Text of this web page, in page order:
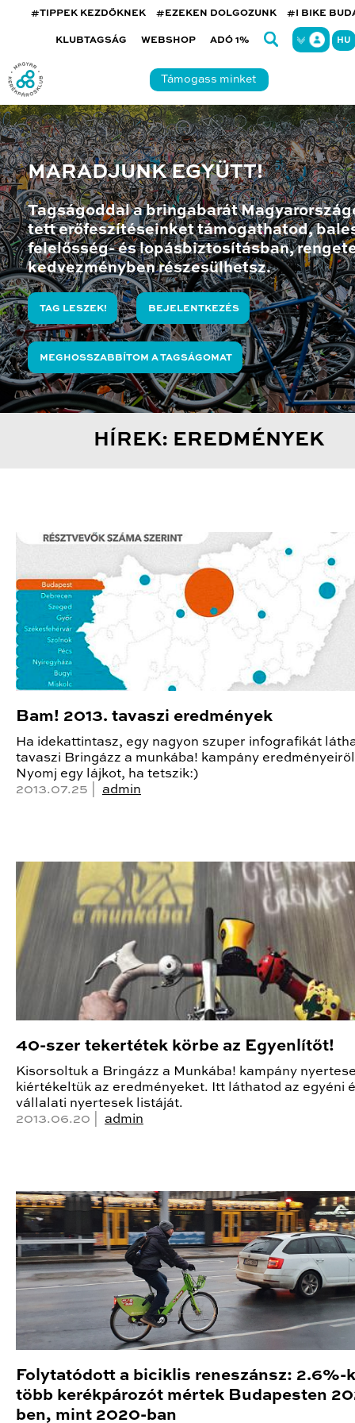
#TIPPEK KEZDŐKNEK #EZEKEN DOLGOZUNK #I BIKE
KLUBTAGSÁG WEBSHOP ADÓ 1% HU
Támogass minket
MARADJUNK EGYÜTT!
Tagságoddal a bringabarát
tett erőfeszítéseinket támogathatod,
felelősség- és lopásbiztosításban,
kedvezményben részesülhetsz.
TAG LESZEK! BEJELENTKEZÉS
MEGHOSSZABBÍTOM A TAGSÁGOMAT
HÍREK: EREDMÉNYEK
Bam! 2013. tavaszi eredmények
Ha idekattintasz, egy nagyon szuper infografikát
tavaszi Bringázz a munkába! kampány
Nyomj egy lájkot, ha tetszik:)
2013.07.25 | admin
40-szer tekertétek körbe az Egyenlítőt!
Kisorsoltuk a Bringázz a Munkába! kampány
kiértékeltük az eredményeket. Itt láthatod az egyéni
vállalati nyertesek listáját.
2013.06.20 | admin
Folytatódott a biciklis reneszánsz: 2.6%-
több kerékpározót mértek Budapesten
ben, mint 2020-ban